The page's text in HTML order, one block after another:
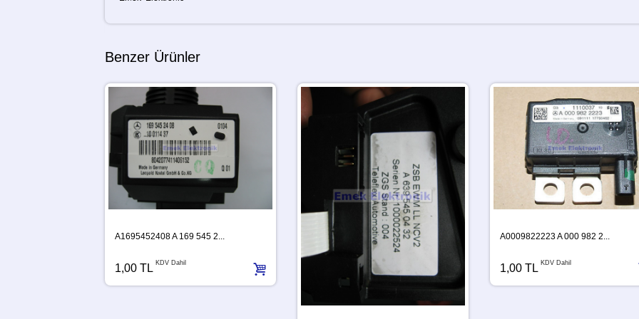
Benzer Ürünler
A1695452408 A 169 545 2...
1,00 TL KDV Dahil
A0009822223 A 000 982 2...
1,00 TL KDV Dahil